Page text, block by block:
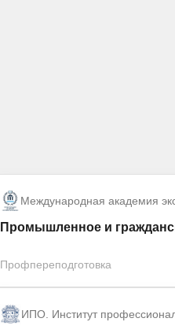
Международная академия
Промышленное и
Профпереподготовка
ИПО. Институт